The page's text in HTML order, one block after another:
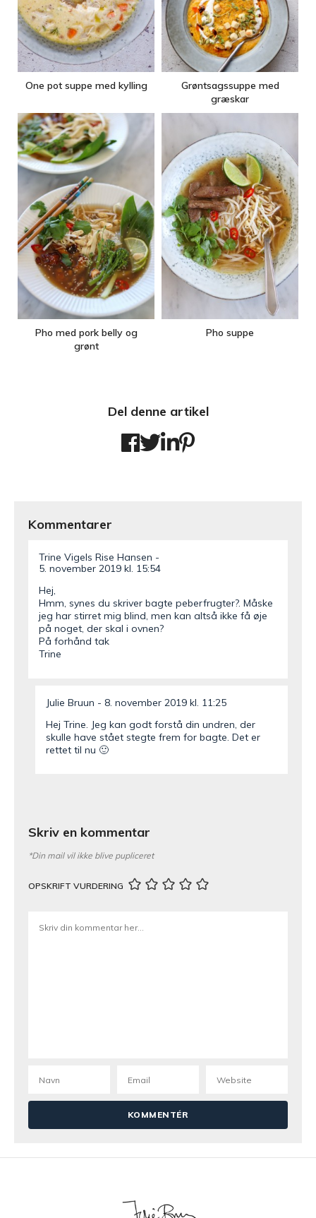
One pot suppe med kylling
Grøntsagssuppe med
græskar
Pho med pork belly og
grønt
Pho suppe
Del denne artikel
Kommentarer
Trine Vigels Rise Hansen
5. november 2019 kl. 15:54
Hej,
Hmm, synes du skriver bagte peberfrugter?. Måske
jeg har stirret mig blind, men kan altså ikke få øje
på noget, der skal i ovnen?
På forhånd tak
Trine
Julie Bruun
8. november 2019 kl. 11:25
Hej Trine. Jeg kan godt forstå din undren, der
skulle have stået stegte frem for bagte. Det er
rettet til nu 🙂
Skriv en kommentar
*Din mail vil ikke blive pupliceret
OPSKRIFT VURDERING